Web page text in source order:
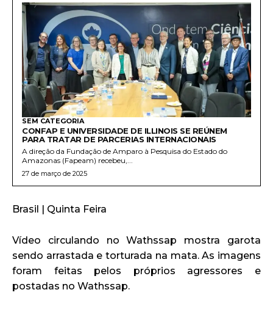
SEM CATEGORIA
CONFAP E UNIVERSIDADE DE ILLINOIS SE REÚNEM
PARA TRATAR DE PARCERIAS INTERNACIONAIS
A direção da Fundação de Amparo à Pesquisa do Estado do
Amazonas (Fapeam) recebeu,...
27 de março de 2025
Brasil | Quinta Feira
Vídeo circulando no Wathssap mostra garota
sendo arrastada e torturada na mata. As imagens
foram feitas pelos próprios agressores e
postadas no Wathssap.